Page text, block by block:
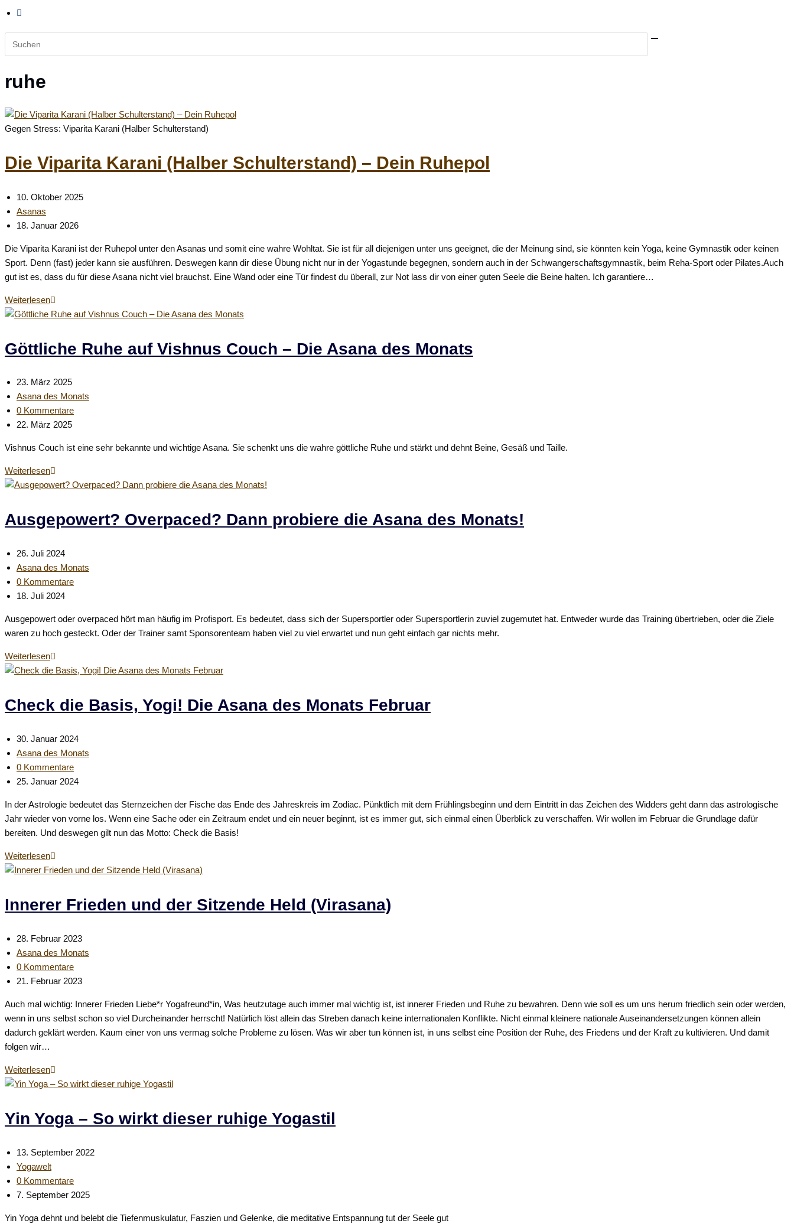
Website
durchsuchen
ruhe
Gegen Stress: Viparita Karani (Halber Schulterstand)
Die Viparita Karani (Halber Schulterstand) – Dein Ruhepol
Beitrag
veröffentlicht:
10. Oktober 2025
Beitrags-
Kategorie:
Asanas
Beitrag
geändert
am:
18. Januar 2026
Die Viparita Karani ist der Ruhepol unter den Asanas und somit eine wahre Wohltat. Sie ist für all diejenigen unter uns geeignet, die der Meinung sind, sie könnten kein Yoga, keine Gymnastik oder keinen
Sport. Denn (fast) jeder kann sie ausführen. Deswegen kann dir diese Übung nicht nur in der Yogastunde begegnen, sondern auch in der Schwangerschaftsgymnastik, beim Reha-Sport oder Pilates.Auch
gut ist es, dass du für diese Asana nicht viel brauchst. Eine Wand oder eine Tür findest du überall, zur Not lass dir von einer guten Seele die Beine halten. Ich garantiere…
WeiterlesenDie
Viparita
(Halber
Schulterstand)
Dein
Ruhepol
Göttliche Ruhe auf Vishnus Couch – Die Asana des Monats
Beitrag
veröffentlicht:
23. März 2025
Beitrags-
Kategorie:
Asana des Monats
Beitrags-
Kommentare:
0 Kommentare
Beitrag
geändert
am:
22. März 2025
Vishnus Couch ist eine sehr bekannte und wichtige Asana. Sie schenkt uns die wahre göttliche Ruhe und stärkt und dehnt Beine, Gesäß und Taille.
WeiterlesenGöttliche
Ruhe
Couch
Die
Asana
des
Monats
Ausgepowert? Overpaced? Dann probiere die Asana des Monats!
Beitrag
veröffentlicht:
26. Juli 2024
Beitrags-
Kategorie:
Asana des Monats
Beitrags-
Kommentare:
0 Kommentare
Beitrag
geändert
am:
18. Juli 2024
Ausgepowert oder overpaced hört man häufig im Profisport. Es bedeutet, dass sich der Supersportler oder Supersportlerin zuviel zugemutet hat. Entweder wurde das Training übertrieben, oder die Ziele
waren zu hoch gesteckt. Oder der Trainer samt Sponsorenteam haben viel zu viel erwartet und nun geht einfach gar nichts mehr.
WeiterlesenAusgepowert?
Overpaced?
probiere
die
des
Monats!
Check die Basis, Yogi! Die Asana des Monats Februar
Beitrag
veröffentlicht:
30. Januar 2024
Beitrags-
Kategorie:
Asana des Monats
Beitrags-
Kommentare:
0 Kommentare
Beitrag
geändert
am:
25. Januar 2024
In der Astrologie bedeutet das Sternzeichen der Fische das Ende des Jahreskreis im Zodiac. Pünktlich mit dem Frühlingsbeginn und dem Eintritt in das Zeichen des Widders geht dann das astrologische
Jahr wieder von vorne los. Wenn eine Sache oder ein Zeitraum endet und ein neuer beginnt, ist es immer gut, sich einmal einen Überblick zu verschaffen. Wir wollen im Februar die Grundlage dafür
bereiten. Und deswegen gilt nun das Motto: Check die Basis!
WeiterlesenCheck
die
Yogi!
Die
des
Monats
Februar
Innerer Frieden und der Sitzende Held (Virasana)
Beitrag
veröffentlicht:
28. Februar 2023
Beitrags-
Kategorie:
Asana des Monats
Beitrags-
Kommentare:
0 Kommentare
Beitrag
geändert
am:
21. Februar 2023
Auch mal wichtig: Innerer Frieden Liebe*r Yogafreund*in, Was heutzutage auch immer mal wichtig ist, ist innerer Frieden und Ruhe zu bewahren. Denn wie soll es um uns herum friedlich sein oder werden,
wenn in uns selbst schon so viel Durcheinander herrscht! Natürlich löst allein das Streben danach keine internationalen Konflikte. Nicht einmal kleinere nationale Auseinandersetzungen können allein
dadurch geklärt werden. Kaum einer von uns vermag solche Probleme zu lösen. Was wir aber tun können ist, in uns selbst eine Position der Ruhe, des Friedens und der Kraft zu kultivieren. Und damit
folgen wir…
WeiterlesenInnerer
Frieden
Sitzende
(Virasana)
Yin Yoga – So wirkt dieser ruhige Yogastil
Beitrag
veröffentlicht:
13. September 2022
Beitrags-
Kategorie:
Yogawelt
Beitrags-
Kommentare:
0 Kommentare
Beitrag
geändert
7. September 2025
Yin Yoga dehnt und belebt die Tiefenmuskulatur, Faszien und Gelenke, die meditative Entspannung tut der Seele gut